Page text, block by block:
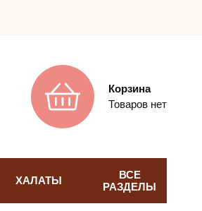
Корзина
Товаров нет
ХАЛАТЫ
ВСЕ
РАЗДЕЛЫ